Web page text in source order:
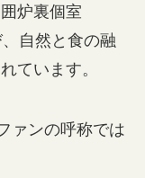
炉裏個室
自然と食の融
ています。
ァンの呼称では